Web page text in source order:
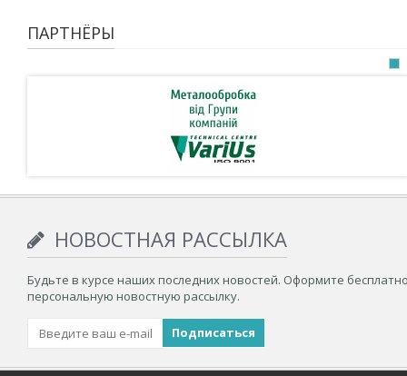
ПАРТНЁРЫ
НОВОСТНАЯ РАССЫЛКА
Будьте в курсе наших последних новостей. Оформите
персональную новостную рассылку.